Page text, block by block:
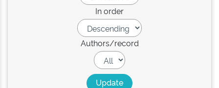
In order
Authors/record